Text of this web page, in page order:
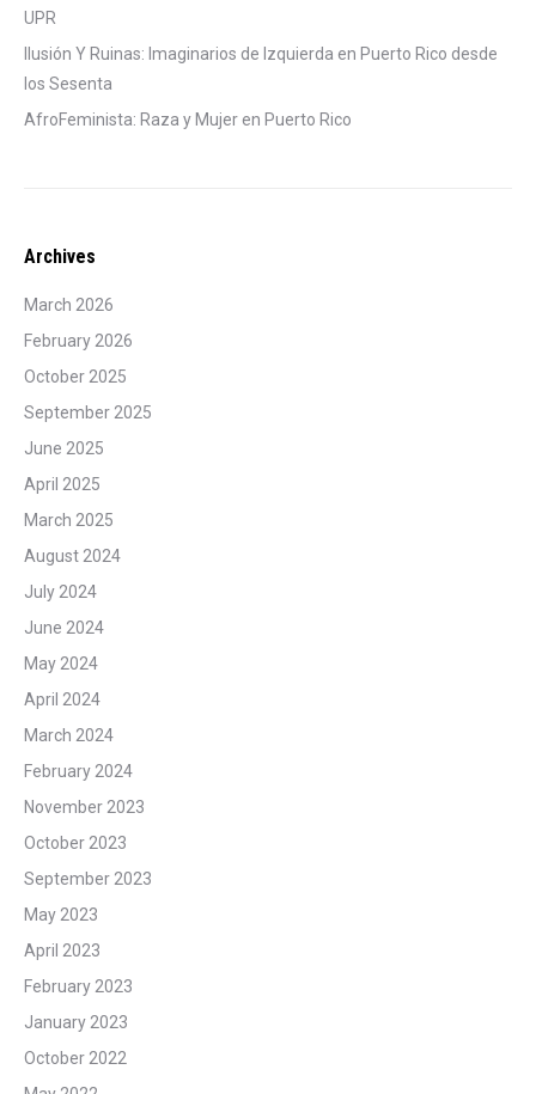
UPR
Ilusión Y Ruinas: Imaginarios de Izquierda en Puerto Rico desde
los Sesenta
AfroFeminista: Raza y Mujer en Puerto Rico
Archives
March 2026
February 2026
October 2025
September 2025
June 2025
April 2025
March 2025
August 2024
July 2024
June 2024
May 2024
April 2024
March 2024
February 2024
November 2023
October 2023
September 2023
May 2023
April 2023
February 2023
January 2023
October 2022